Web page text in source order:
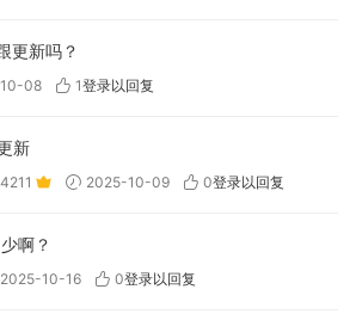
更新吗？
08 1登录以回复
新
2025-10-09 0登录以回复
啊？
2025-10-16 0登录以回复